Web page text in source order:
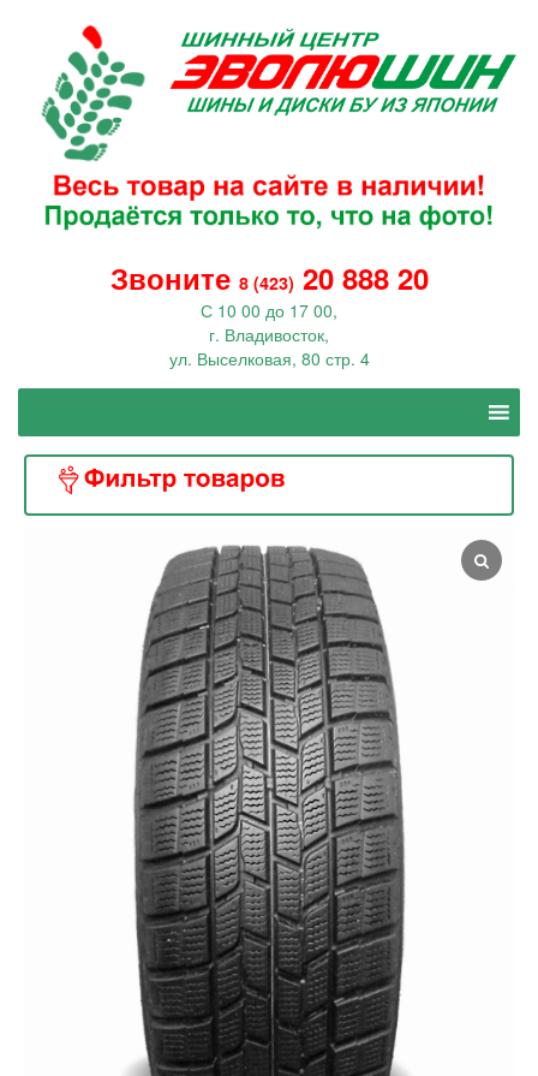
Звоните 8 (423) 20 888 20
С 10 00 до 17 00,
г. Владивосток,
ул. Выселковая, 80 стр. 4